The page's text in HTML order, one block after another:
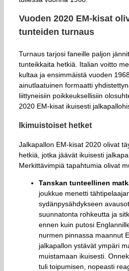
Vuoden 2020 EM-kisat
tunteiden turnaus
Turnaus tarjosi faneille paljon
tunteikkaita hetkiä. Italian voitto
kultaa ja ensimmäistä vuoden
ainutlaatuinen formaatti
liittyneisiin poikkeuksellisiin
2020 EM-kisat ikuisesti
Ikimuistoiset hetket
Jalkapallon EM-kisat 2020 olivat
hetkiä, jotka jäävät ikuisesti
Merkittävimpiä tapahtumia olivat
Tanskan tunteellinen
joukkue menetti
sydänpysähdykseen
suunnatonta rohkeutta ja
ennen kuin putosi
nurmen pinnassa maannut
jalkapallon ystävät ympäri
muistamaan ikuisesti.
tuli toipumisen, nopeasti